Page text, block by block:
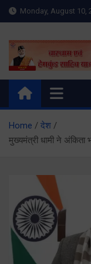
Skip
to
Monday, August 10,
Meru
News |
meruraibar.com
Home
देश
मुख्यमंत्री धामी ने